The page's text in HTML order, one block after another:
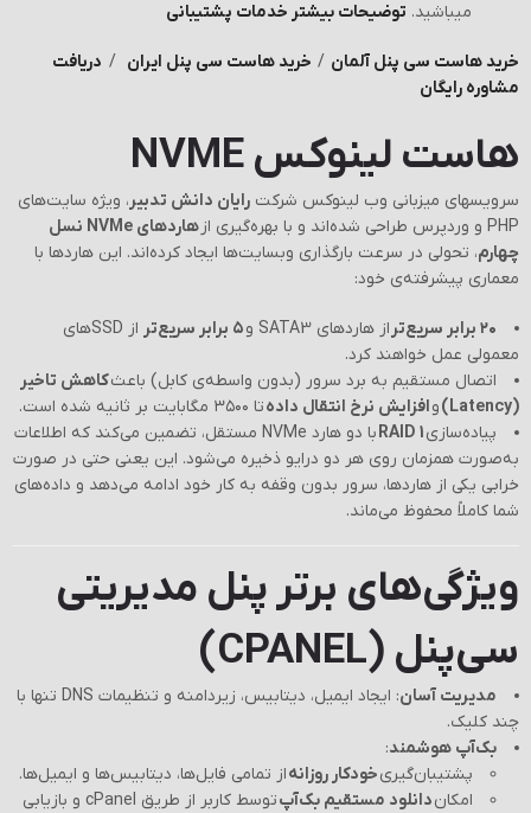
میباشید. توضیحات بیشتر خدمات پشتیبانی
خرید هاست سی پنل آلمان / خرید هاست سی پنل ایران / دریافت
مشاوره رایگان
هاست لینوکس NVME
سرویسهای میزبانی وب لینوکس شرکت رایان دانش تدبیر، ویژه سایت‌های
PHP و وردپرس طراحی شده‌اند و با بهره‌گیری از
هاردهای NVMe نسل
چهارم، تحولی در سرعت بارگذاری وبسایت‌ها ایجاد کرده‌اند. این هاردها با
معماری پیشرفته‌ی خود:
۲۰ برابر سریع‌تر از هاردهای SATA3 و ۵ برابر سریع‌تر
از SSDهای
معمولی عمل خواهند کرد.
اتصال مستقیم به برد سرور (بدون واسطه‌ی کابل) باعثکاهش تاخیر
(Latency)
وافزایش نرخ انتقال دادهتا ۳۵۰۰ مگابایت بر ثانیه شده است.
پیاده‌سازیRAID 1
با دو هارد NVMe مستقل، تضمین می‌کند که اطلاعات
به‌صورت همزمان روی هر دو درایو ذخیره می‌شود. این یعنی حتی در صورت
خرابی یکی از هاردها، سرور بدون وقفه به کار خود ادامه می‌دهد و داده‌های
شما کاملاً محفوظ می‌ماند.
ویژگی‌های برتر پنل مدیریتی
سی‌پنل (CPANEL)
مدیریت آسان
: ایجاد ایمیل، دیتابیس، زیردامنه و تنظیمات DNS تنها با
چند کلیک.
بک‌آپ هوشمند:
پشتیبان‌گیریخودکار روزانهاز تمامی فایل‌ها، دیتابیس‌ها و ایمیل‌ها.
امکاندانلود مستقیم بک‌آپ
توسط کاربر از طریق cPanel و بازیابی